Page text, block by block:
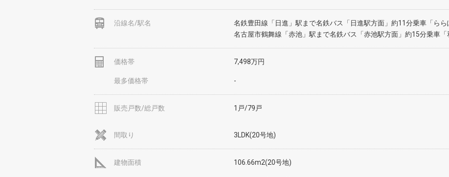
沿線名/駅名
名鉄豊田線「日進」駅まで名鉄バス「日進駅方面」約11分乗車「ら
名古屋市鶴舞線「赤池」駅まで名鉄バス「赤池駅方面」約15分乗車
価格帯 7,498万円
最多価格帯 -
販売戸数/総戸数 1戸/79戸
間取り 3LDK(20号地)
建物面積 106.66m2(20号地)